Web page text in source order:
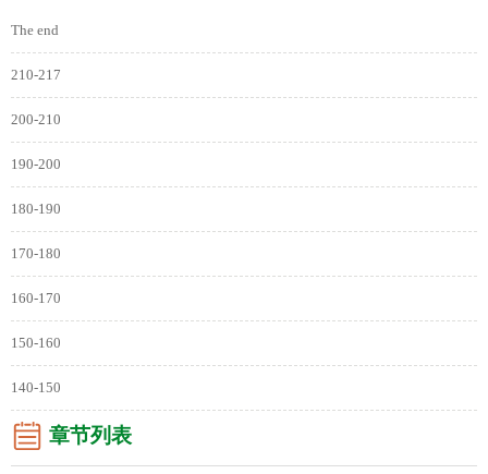
The end
210-217
200-210
190-200
180-190
170-180
160-170
150-160
140-150
章节列表